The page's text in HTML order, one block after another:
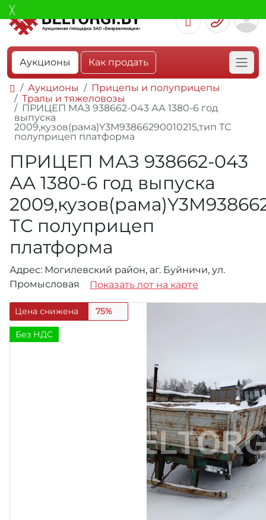
Аукционы Как продать
Аукционы
Прицепы и полуприцепы
Тралы и тяжеловозы
ПРИЦЕП МАЗ 938662-043 АА 1380-6 год
выпуска
2009,кузов(рама)Y3M93866290010215,тип ТС
полуприцеп платформа
ПРИЦЕП МАЗ 938662-043
АА 1380-6 год выпуска
ТС полуприцеп
платформа
Адрес: Могилевский район, аг. Буйничи, ул.
Промысловая
Показать лот на карте
Цена снижена 75%
Без НДС